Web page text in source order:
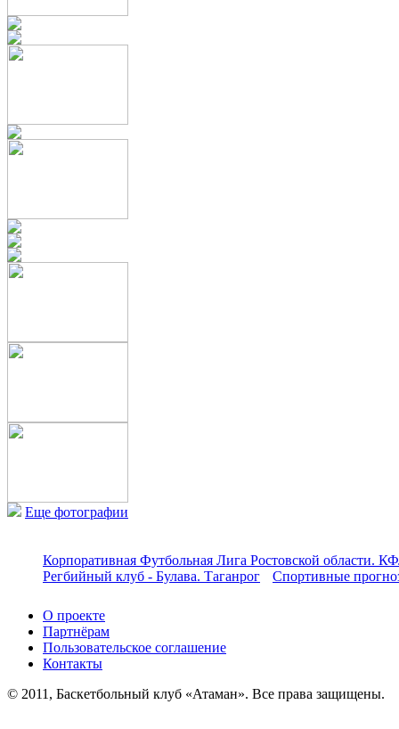
Еще фотографии
Корпоративная Футбольная Лига Ростовской области.
Регбийный клуб - Булава. Таганрог
Спортивные
О проекте
Партнёрам
Пользовательское соглашение
Контакты
© 2011, Баскетбольный клуб «Атаман». Все права защищены.